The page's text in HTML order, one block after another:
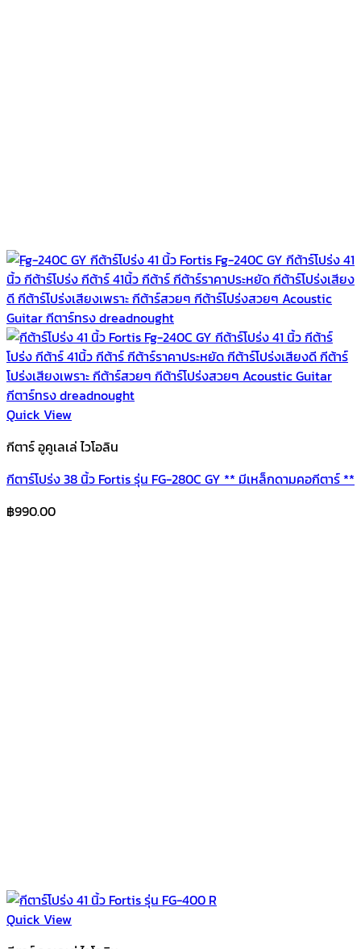
Quick View
กีตาร์ อูคูเลเล่ ไวโอลิน
กีตาร์โปร่ง 38 นิ้ว Fortis รุ่น FG-280C GY ** มีเหล็กดามคอกีตาร์ **
฿990.00
Quick View